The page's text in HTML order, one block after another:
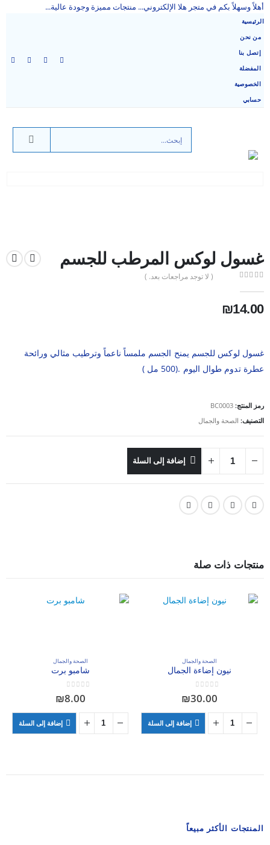
أهلاً وسهلاً بكم في متجر هلا الإلكتروني... منتجات مميزة وجودة عالية...
الرئيسية
من نحن
إتصل بنا
المفضلة
الخصوصية
حسابي
غسول لوكس المرطب للجسم
( لا توجد مراجعات بعد. )
₪14.00
غسول لوكس للجسم يمنح الجسم ملمساً ناعماً وترطيب مثالي ورائحة
عطرة تدوم طوال اليوم .(500 مل )
رمز المنتج: BC0003
التصنيف: الصحة والجمال
إضافة إلى السلة
منتجات ذات صلة
الصحة والجمال
نيون إضاءة الجمال
0
out of 5
₪30.00
إضافة إلى السلة
الصحة والجمال
شامبو برت
out of 5
₪8.00
إضافة إلى السلة
المنتجات الأكثر مبيعاً